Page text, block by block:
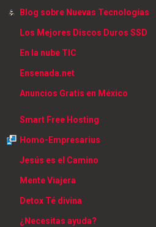
Blog sobre Nuevas Tecnologías
Los Mejores Discos Duros SSD
En la nube TIC
Ensenada.net
Anuncios Gratis en México
Smart Free Hosting
Homo-Empresarius
Jesús es el Camino
Mente Viajera
Detox Té divina
¿Necesitas ayuda?